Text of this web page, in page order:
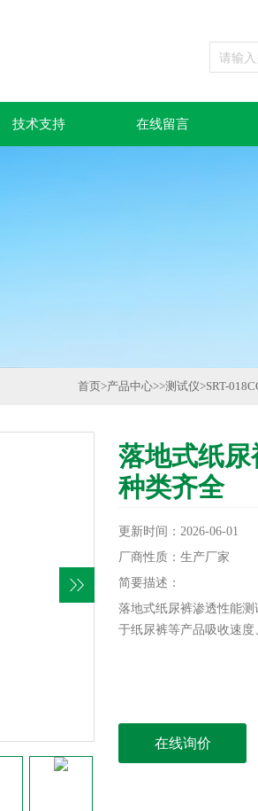
技术支持 在线留言
首页>产品中心>>测试仪>SRT-
落地式纸
种类齐全
更新时间：2026-06-01
厂商性质：生产厂家
简要描述：
落地式纸尿裤渗透性能
于纸尿裤等产品吸收速度
在线询价